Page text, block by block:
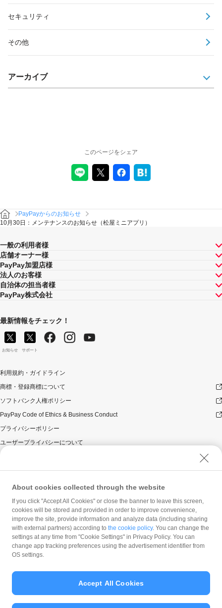
セキュリティ
その他
アーカイブ
このページをシェア
PayPayからのお知らせ
10月30日：メンテナンスのお知らせ（松屋ミニアプリ）
一般の利用者様
店舗オーナー様
PayPay加盟店様
法人のお客様
自治体の担当者様
PayPay株式会社
最新情報をチェック！
お知らせ サポート
利用規約・ガイドライン
商標・登録商標について
ソフトバンク人権ポリシー
PayPay Code of Ethics & Business Conduct
プライバシーポリシー
ユーザープライバシーについて
ウェブサイト利用規約
反社会的勢力に対する方針
勧誘方針
マネロン等基本方針
カスタマーハラスメントに関する当社の考え方
© PayPay Corporation
About cookies collected through the website
If you click "Accept All Cookies" or close the banner to leave this screen,
cookies will be stored and provided in order to improve convenience,
improve the site, provide information and analyze data (including sharing
with external partners) according to the cookie policy. You can change the
settings at any time from "Cookie Settings" in Privacy Policy. You can
change app tracking preferences using the advertisement identifier from
OS settings.
Accept All Cookies